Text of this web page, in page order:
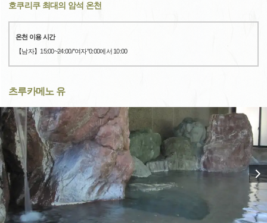
호쿠리쿠 최대의 암석 온천
온천 이용 시간
【남자】15:00~24:00/"여자"0:00에서 10:00
츠루카메노 유